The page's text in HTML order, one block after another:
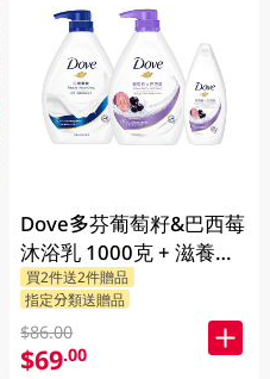
Dove多芬葡萄籽&巴西莓
沐浴乳 1000克 + 滋養柔
嫰沐浴乳 1000克 + 隨機
贈品 200克
買2件送2件贈品
指定分類送贈品
$86.00
$69.00